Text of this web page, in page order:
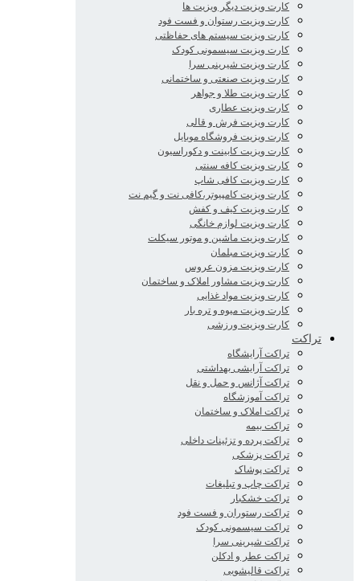
کارت ویزیت دیگر ویزیت ها
کارت ویزیت رستوان و فست فود
کارت ویزیت سیستم های حفاظتی
کارت ویزیت سیسمونی کودک
کارت ویزیت شیرینی سرا
کارت ویزیت صنعتی و ساختمانی
کارت ویزیت طلا و جواهر
کارت ویزیت عطاری
کارت ویزیت فرش و قالی
کارت ویزیت فروشگاه موبایل
کارت ویزیت کابینت و دکوراسیون
کارت ویزیت کافه سنتی
کارت ویزیت کافی شاپ
کارت ویزیت کامپیوتر،کافی نت و گیم نت
کارت ویزیت کیف و کفش
کارت ویزیت لوازم خانگی
کارت ویزیت ماشین و موتور سیکلت
کارت ویزیت مبلمان
کارت ویزیت مزون عروس
کارت ویزیت مشاور املاک و ساختمان
کارت ویزیت مواد غذایی
کارت ویزیت میوه و تره بار
کارت ویزیت ورزشی
تراکت
تراکت آرایشگاه
تراکت آرایشی بهداشتی
تراکت آژانس و حمل و نقل
تراکت آموزشگاه
تراکت املاک و ساختمان
تراکت بیمه
تراکت پرده و تزئینات داخلی
تراکت پزشکی
تراکت پوشاک
تراکت چاپ و تبلیغات
تراکت خشکبار
تراکت رستوران و فست فود
تراکت سیسمونی کودک
تراکت شیرینی سرا
تراکت عطر و ادکلن
تراکت قالیشویی